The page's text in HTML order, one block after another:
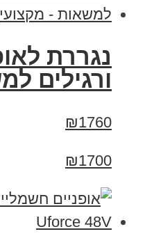
נגררת
ורגילים
₪1760
₪1700